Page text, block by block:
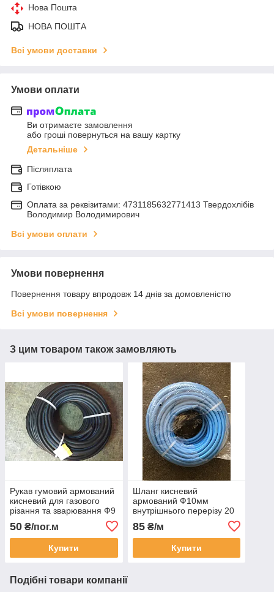
Нова Пошта
НОВА ПОШТА
Всі умови доставки
Умови оплати
Ви отримаєте замовлення
або гроші повернуться на вашу картку
Детальніше
Післяплата
Готівкою
Оплата за реквізитами: 4731185632771413 Твердохлібів
Володимир Володимирович
Всі умови оплати
Умови повернення
Повернення товару впродовж 14 днів за домовленістю
Всі умови повернення
З цим товаром також замовляють
Рукав гумовий армований
кисневий для газового
різання та зварювання Ф9
Україна)
50 ₴/пог.м
Купити
Шланг кисневий
армований Ф10мм
внутрішнього перерізу 20
Oxygen
85₴/м
Купити
Подібні товари компанії